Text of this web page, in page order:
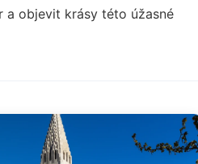
a objevit krásy této úžasné